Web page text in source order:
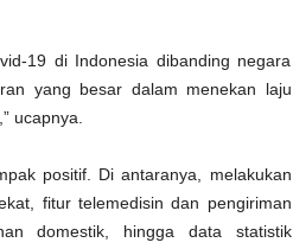
19 di Indonesia dibanding negara
yang besar dalam menekan laju
ucapnya.
positif. Di antaranya, melakukan
fitur telemedisin dan pengiriman
domestik, hingga data statistik